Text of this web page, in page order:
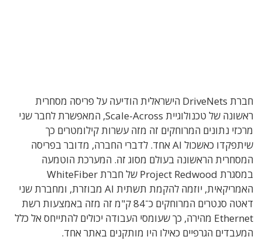
חברת DriveNets הישראלית הודיעה על פריסה מסחרית
ראשונה של טכנולוגיית Scale-Across, המאפשרת לחבר שני
מרכזי נתונים המרוחקים זה מזה עשרות קילומטרים כך
שיתפקדו כאשכול AI אחד. לדברי החברה, מדובר בפריסה
המסחרית הראשונה בעולם מסוג זה. המערכת הוטמעה
במסגרת Project Redwood של חברת WhiteFiber
האמריקאית, יוזמה להקמת תשתית AI מבוזרת, ומחברת שני
דאטה סנטרים המרוחקים כ־84 ק"מ זה מזה באמצעות רשת
Ethernet מהירה, כך שעומסי העבודה יכולים להתייחס אל כלל
המעבדים הגרפיים כאילו היו מותקנים באתר אחד.